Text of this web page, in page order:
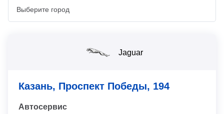
Jaguar
Казань, Проспект Победы, 194
Автосервис